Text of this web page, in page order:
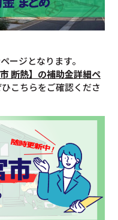
ージとなります。
市 断熱】の補助金詳細ペ
こちらをご確認くださ